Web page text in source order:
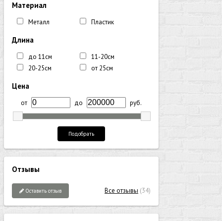
Материал
Металл Пластик
Длина
до 11см
11-20см
20-25см
от 25см
Цена
от до руб.
Подобрать
Отзывы
Оставить отзыв Все отзывы (34)